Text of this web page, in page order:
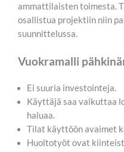
ammattilaisten toimesta.
osallistua projektiin niin
suunnittelussa.
Vuokramalli
Ei suuria investointeja.
Käyttäjä saa vaikuttaa
haluaa.
Tilat käyttöön avaimet
Huoltotyöt ovat